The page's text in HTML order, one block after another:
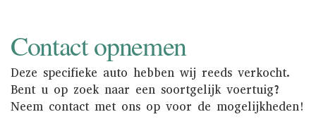
Contact opnemen
Deze specifieke auto hebben wij reeds verkocht.
Bent u op zoek naar een soortgelijk voertuig?
Neem contact met ons op voor de mogelijkheden!